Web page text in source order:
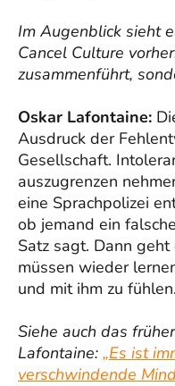
Im Augenblick sieht
Cancel Culture
zusammenführt,
Oskar Lafontaine:
Ausdruck der
Gesellschaft.
auszugrenzen
eine Sprachpolizei
ob jemand ein
Satz sagt. Dann
müssen wieder
und mit ihm zu fühlen.
Siehe auch das
Lafontaine: „Es ist
verschwindende